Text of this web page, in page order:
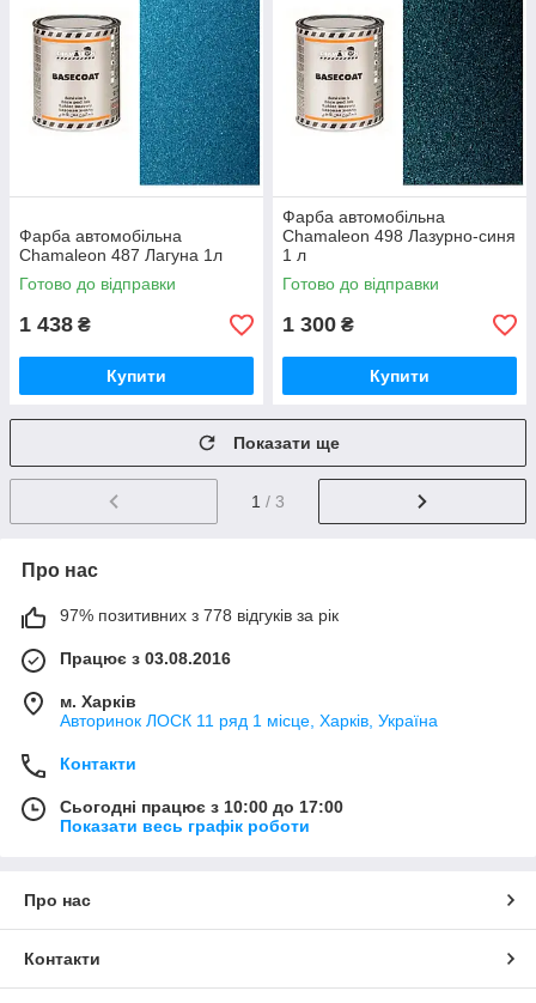
Фарба автомобільна
Chamaleon 487 Лагуна 1л
Готово до відправки
1 438 ₴
Купити
Фарба автомобільна
Chamaleon 498 Лазурно-синя
1 л
Готово до відправки
1 300 ₴
Купити
Показати ще
1 / 3
Про нас
97% позитивних з 778 відгуків за рік
Працює з 03.08.2016
м. Харків
Авторинок ЛОСК 11 ряд 1 місце, Харків, Україна
Контакти
Сьогодні працює з 10:00 до 17:00
Показати весь графік роботи
Про нас
Контакти